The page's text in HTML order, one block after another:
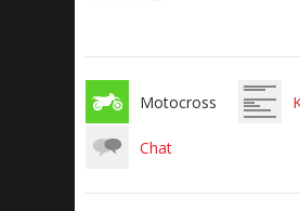
Motocross
Chat